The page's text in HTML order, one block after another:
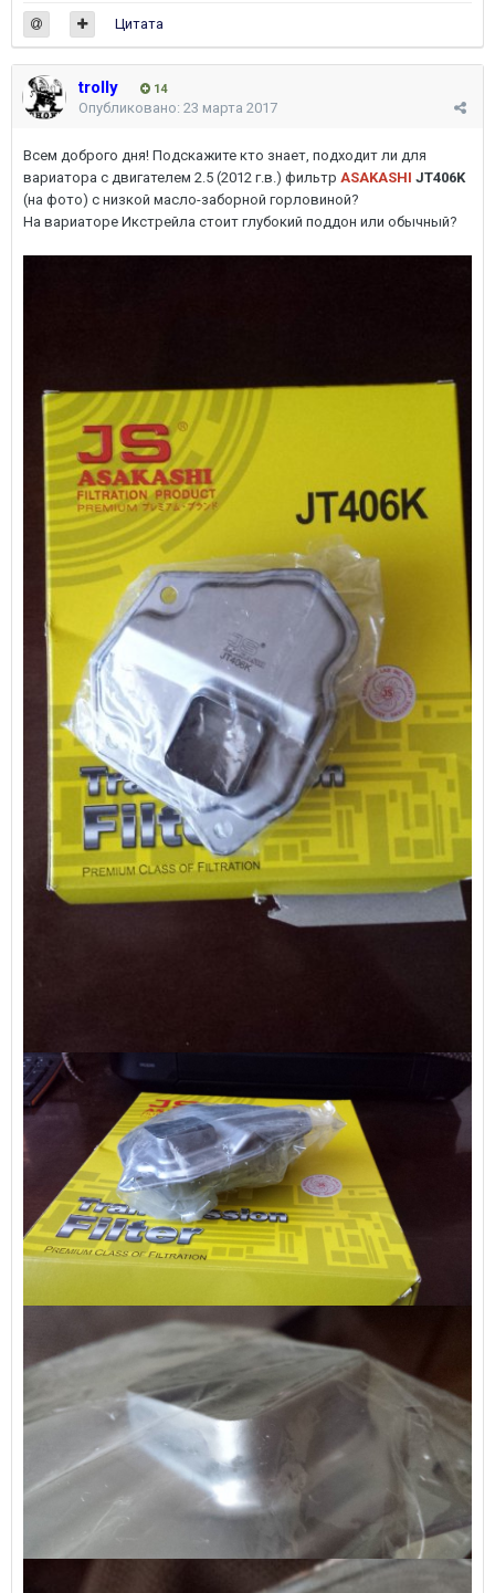
Цитата
trolly 14
Опубликовано: 23 марта 2017
Всем доброго дня! Подскажите кто знает, подходит ли для
вариатора с двигателем 2.5 (2012 г.в.) фильтр ASAKASHI JT406K
(на фото) с низкой масло-заборной горловиной?
На вариаторе Икстрейла стоит глубокий поддон или обычный?